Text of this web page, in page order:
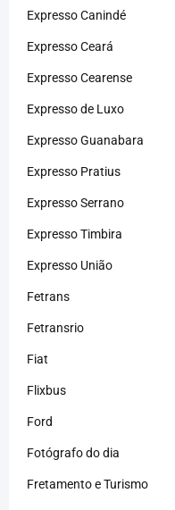
Expresso Canindé
Expresso Ceará
Expresso Cearense
Expresso de Luxo
Expresso Guanabara
Expresso Pratius
Expresso Serrano
Expresso Timbira
Expresso União
Fetrans
Fetransrio
Fiat
Flixbus
Ford
Fotógrafo do dia
Fretamento e Turismo